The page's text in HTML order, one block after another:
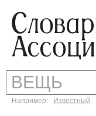
Например: Известный,